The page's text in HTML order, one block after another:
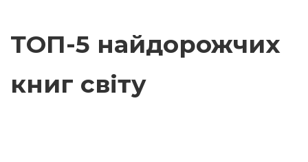
ТОП-5 найдорожчих
книг світу